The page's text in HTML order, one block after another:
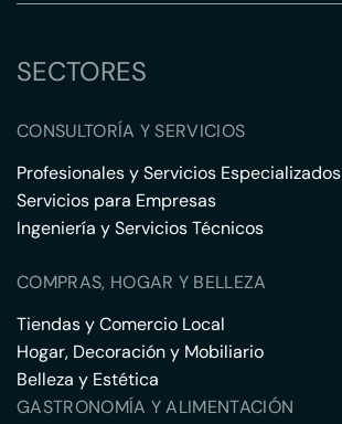
SECTORES
CONSULTORÍA Y SERVICIOS
Profesionales y Servicios Especializados
Servicios para Empresas
Ingeniería y Servicios Técnicos
COMPRAS, HOGAR Y BELLEZA
Tiendas y Comercio Local
Hogar, Decoración y Mobiliario
Belleza y Estética
GASTRONOMÍA Y ALIMENTACIÓN